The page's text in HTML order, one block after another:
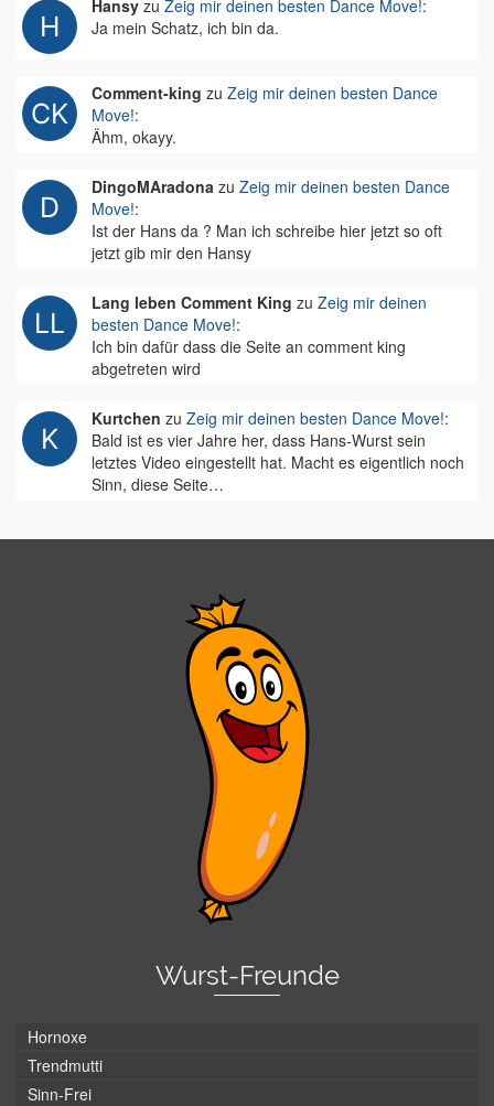
Hansy zu Zeig mir deinen besten Dance Move!:
Ja mein Schatz, ich bin da.
Comment-king zu Zeig mir deinen besten Dance
Move!:
Ähm, okayy.
DingoMAradona zu Zeig mir deinen besten Dance
Move!:
Ist der Hans da ? Man ich schreibe hier jetzt so oft
jetzt gib mir den Hansy
Lang leben Comment King zu Zeig mir deinen
besten Dance Move!:
Ich bin dafür dass die Seite an comment king
abgetreten wird
Kurtchen zu Zeig mir deinen besten Dance Move!:
Bald ist es vier Jahre her, dass Hans-Wurst sein
letztes Video eingestellt hat. Macht es eigentlich noch
Sinn, diese Seite…
Wurst-Freunde
Hornoxe
Trendmutti
Sinn-Frei